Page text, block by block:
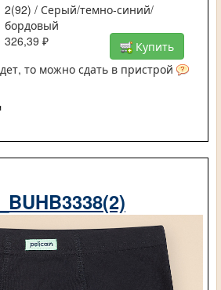
2(92) / Серый/темно-синий/
бордовый
326,39 ₽
Купить
то можно сдать в пристрой